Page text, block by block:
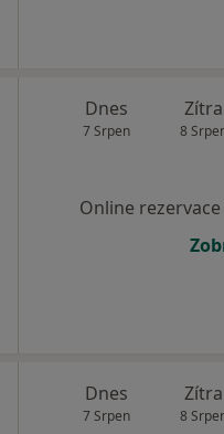
Dnes
7 Srpen
Zítra
8
Online
Dnes
7 Srpen
Zítra
8